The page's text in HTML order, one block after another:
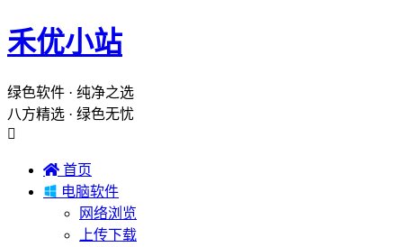
禾优小站
绿色软件 · 纯净之选
八方精选 · 绿色无忧

 首页
 电脑软件
网络浏览
上传下载